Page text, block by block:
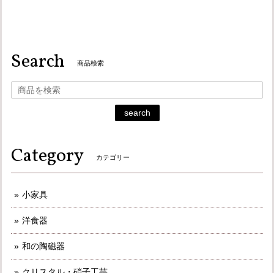
Search 商品検索
search
Category カテゴリー
小家具
洋食器
和の陶磁器